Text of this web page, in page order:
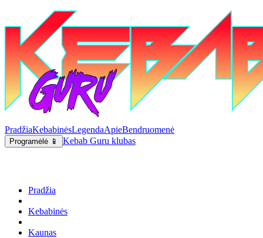
PradžiaKebabinėsLegendaApieBendruomenė
Programėlė 📱 Kebab Guru klubas
Pradžia
Kebabinės
Kaunas